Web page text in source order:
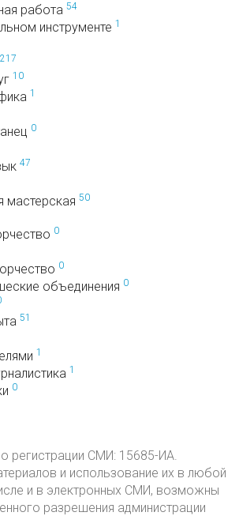
работа 54
инструменте 1
217
10
1
0
47
мастерская 50
0
0
объединения 0
51
1
1
0
регистрации СМИ: 15685-ИА.
и использование их в любой
и в электронных СМИ, возможны
разрешения администрации